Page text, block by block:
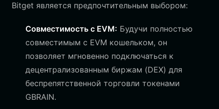
Bitget является предпочтительным выбором:
Совместимость с EVM: Будучи полностью
совместимым с EVM кошельком, он
позволяет мгновенно подключаться к
децентрализованным биржам (DEX) для
беспрепятственной торговли токенами
GBRAIN.